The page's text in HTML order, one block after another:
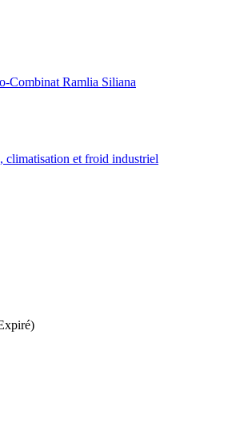
Ramlia Siliana
climatisation et froid industriel